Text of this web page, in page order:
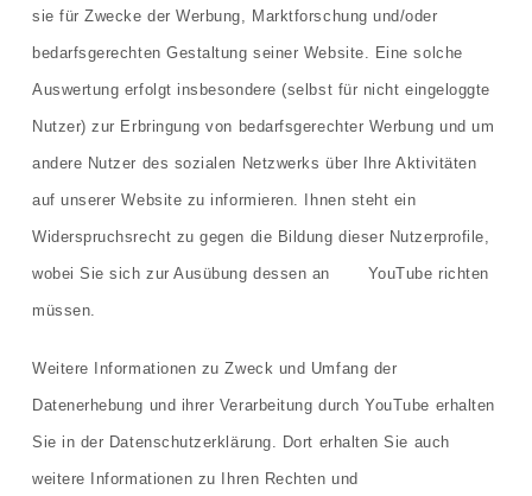
sie für Zwecke der Werbung, Marktforschung und/oder
bedarfsgerechten Gestaltung seiner Website. Eine solche
Auswertung erfolgt insbesondere (selbst für nicht eingeloggte
Nutzer) zur Erbringung von bedarfsgerechter Werbung und um
andere Nutzer des sozialen Netzwerks über Ihre Aktivitäten
auf unserer Website zu informieren. Ihnen steht ein
Widerspruchsrecht zu gegen die Bildung dieser Nutzerprofile,
wobei Sie sich zur Ausübung dessen an YouTube richten
müssen.
Weitere Informationen zu Zweck und Umfang der
Datenerhebung und ihrer Verarbeitung durch YouTube erhalten
Sie in der Datenschutzerklärung. Dort erhalten Sie auch
weitere Informationen zu Ihren Rechten und